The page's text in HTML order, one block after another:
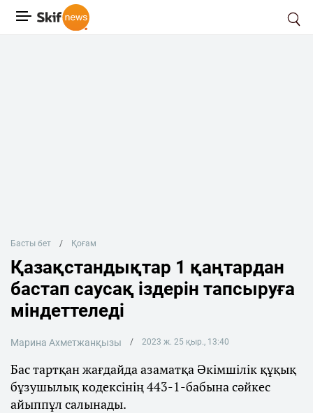
Басты бет Қоғам
Қазақстандықтар 1 қаңтардан
бастап саусақ іздерін тапсыруға
міндеттеледі
Марина Ахметжанқызы 2023 ж. 25 қыр., 13:40
Бас тартқан жағдайда азаматқа Әкімшілік құқық
бұзушылық кодексінің 443-1-бабына сәйкес
айыппұл салынады.